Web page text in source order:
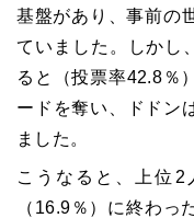
基盤があり、事前の
ていました。しかし、
ると（投票率42.8 ％
ードを奪い、ドドン
ました。
こうなると、上位 2
（ 16.9 ％）に終わっ